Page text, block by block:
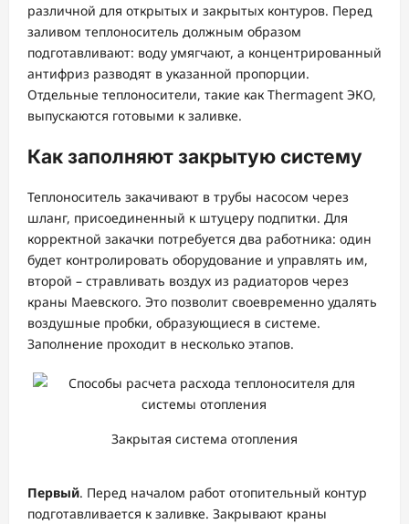
различной для открытых и закрытых контуров. Перед
заливом теплоноситель должным образом
подготавливают: воду умягчают, а концентрированный
антифриз разводят в указанной пропорции.
Отдельные теплоносители, такие как Thermagent ЭКО,
выпускаются готовыми к заливке.
Как заполняют закрытую систему
Теплоноситель закачивают в трубы насосом через
шланг, присоединенный к штуцеру подпитки. Для
корректной закачки потребуется два работника: один
будет контролировать оборудование и управлять им,
второй – стравливать воздух из радиаторов через
краны Маевского. Это позволит своевременно удалять
воздушные пробки, образующиеся в системе.
Заполнение проходит в несколько этапов.
Закрытая система отопления
Первый. Перед началом работ отопительный контур
подготавливается к заливке. Закрывают краны